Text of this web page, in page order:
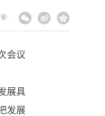
：
会议
展具
发展